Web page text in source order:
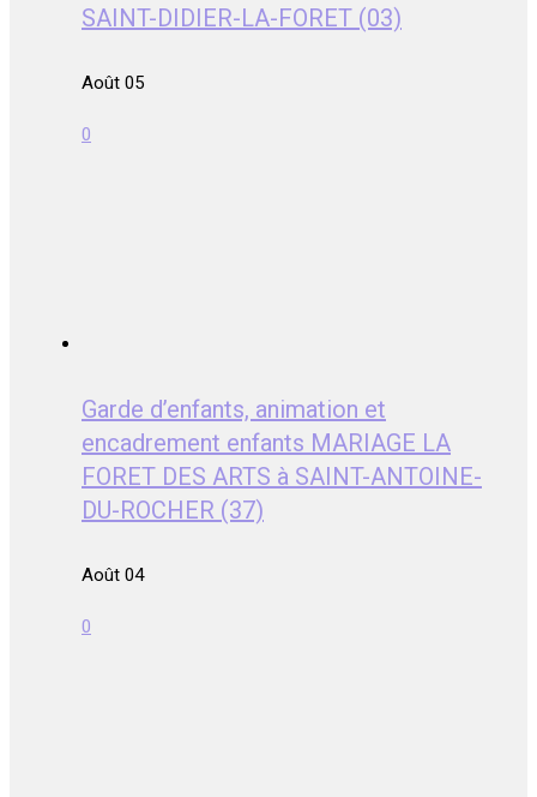
SAINT-DIDIER-LA-FORET (03)
Août 05
0
Garde d’enfants, animation et
encadrement enfants MARIAGE LA
FORET DES ARTS à SAINT-ANTOINE-
DU-ROCHER (37)
Août 04
0